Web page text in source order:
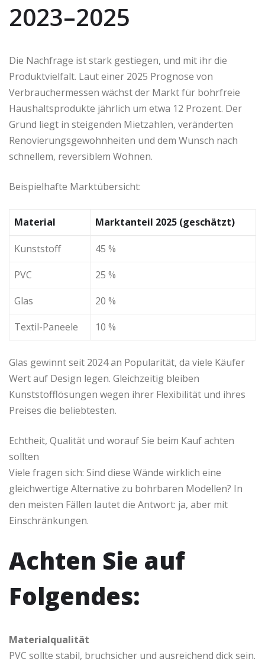
2023–2025
Die Nachfrage ist stark gestiegen, und mit ihr die
Produktvielfalt. Laut einer 2025 Prognose von
Verbrauchermessen wächst der Markt für bohrfreie
Haushaltsprodukte jährlich um etwa 12 Prozent. Der
Grund liegt in steigenden Mietzahlen, veränderten
Renovierungsgewohnheiten und dem Wunsch nach
schnellem, reversiblem Wohnen.
Beispielhafte Marktübersicht:
Material Marktanteil 2025 (geschätzt)
Kunststoff
45 %
PVC
25 %
Glas
20 %
Textil-Paneele
10 %
Glas gewinnt seit 2024 an Popularität, da viele Käufer
Wert auf Design legen. Gleichzeitig bleiben
Kunststofflösungen wegen ihrer Flexibilität und ihres
Preises die beliebtesten.
Echtheit, Qualität und worauf Sie beim Kauf achten
sollten
Viele fragen sich: Sind diese Wände wirklich eine
gleichwertige Alternative zu bohrbaren Modellen? In
den meisten Fällen lautet die Antwort: ja, aber mit
Einschränkungen.
Achten Sie auf
Folgendes:
Materialqualität
PVC sollte stabil, bruchsicher und ausreichend dick sein.